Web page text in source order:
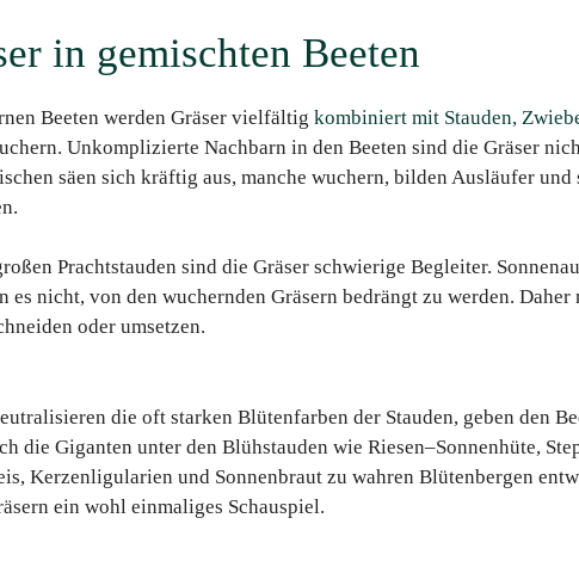
in gemischten Beeten
Beeten werden Gräser vielfältig kombiniert mit Stauden,
Unkomplizierte Nachbarn in den Beeten sind die Gräser
säen sich kräftig aus, manche wuchern, bilden Ausläufer
Prachtstauden sind die Gräser schwierige Begleiter.
es nicht, von den wuchernden Gräsern bedrängt zu werden.
oder umsetzen.
die oft starken Blütenfarben der Stauden, geben den
die Giganten unter den Blühstauden wie Riesen–Sonnenhüte,
Kerzenligularien und Sonnenbraut zu wahren Blütenbergen
ein wohl einmaliges Schauspiel.